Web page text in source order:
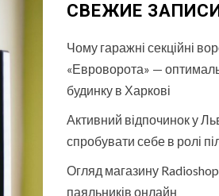
СВЕЖИЕ
Чому гаражні секційні
«Евроворота» —
будинку в Харкові
Активний відпочинок у
спробувати себе в ролі
Огляд магазину
паяльників онлайн